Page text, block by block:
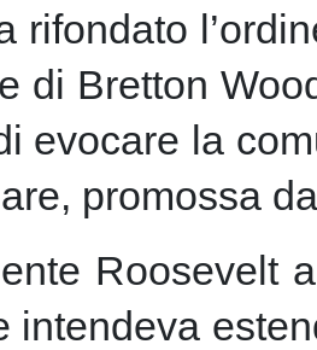
rifondato
di Bretton
evocare la
promossa
Roosevelt
intendeva